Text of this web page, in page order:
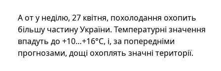
А от у неділю, 27 квітня, похолодання охопить
більшу частину України. Температурні значення
впадуть до +10…+16°C, і, за попередніми
прогнозами, дощі охоплять значні території.